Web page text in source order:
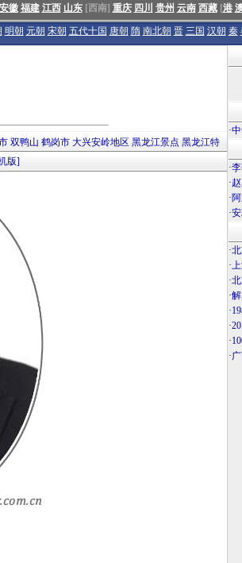
安徽 福建 江西 山东[西南] 重庆 四川 贵州 云南 西藏[港
明朝 元朝 宋朝 五代十国 唐朝 隋 南北朝 晋 三国 汉朝 秦
双鸭山 鹤岗市 大兴安岭地区 黑龙江景点 黑龙江特
版]
·
·
·
·
·
·
·
·
·
·
·
·
·